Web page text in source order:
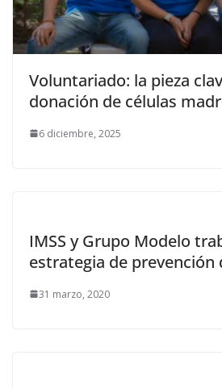
Voluntariado: la pieza
donación de células
6 diciembre, 2025
IMSS y Grupo Modelo
estrategia de prevención
31 marzo, 2020